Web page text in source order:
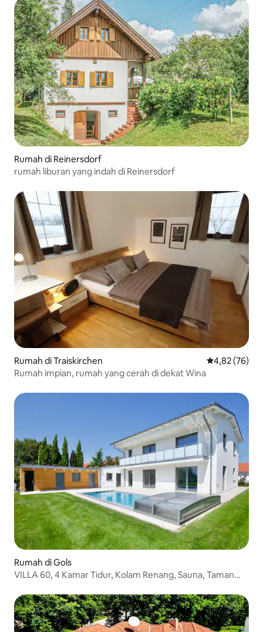
Rumah di Reinersdorf
rumah liburan yang indah di Reinersdorf
Rumah di Traiskirchen Nilai rata-rata
4,82 (76)
Rumah impian, rumah yang cerah di dekat Wina
Rumah di Gols
VILLA 60, 4 Kamar Tidur, Kolam Renang, Sauna, Taman